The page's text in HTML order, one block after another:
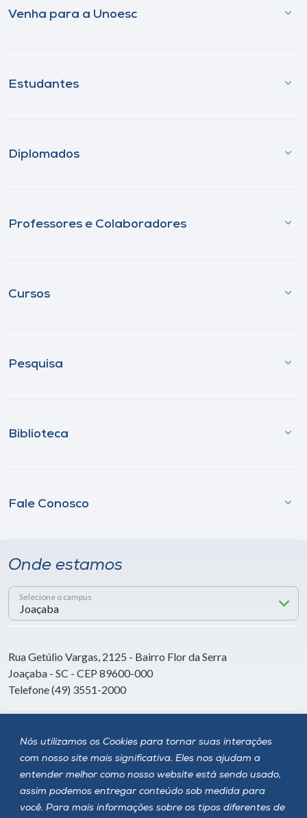
Nós utilizamos os Cookies para tornar suas interações
com nosso site mais significativa. Eles nos ajudam a
entender melhor como nosso website está sendo usado,
assim podemos entregar conteúdo sob medida para
você. Para mais informações sobre os tipos diferentes de
Venha para a Unoesc
Estudantes
Diplomados
Professores e Colaboradores
Cursos
Pesquisa
Biblioteca
Fale Conosco
Onde estamos
Selecione o campus
Rua Getúlio Vargas, 2125 - Bairro Flor da Serra
Joaçaba - SC - CEP 89600-000
Telefone (49) 3551-2000
Siga a Unoesc